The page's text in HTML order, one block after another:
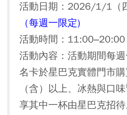
活動日期：2026/1/1（
（每週一限定)
活動時間：11:00–20:00
活動內容：活動期間每
名卡於星巴克實體門市
（含）以上、冰熱與口
享其中一杯由星巴克招